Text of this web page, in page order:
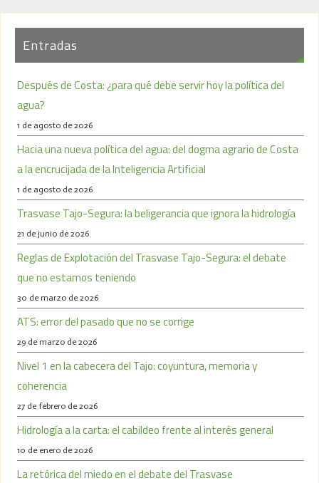
Entradas
Después de Costa: ¿para qué debe servir hoy la política del
agua?
1 de agosto de 2026
Hacia una nueva política del agua: del dogma agrario de Costa
a la encrucijada de la Inteligencia Artificial
1 de agosto de 2026
Trasvase Tajo-Segura: la beligerancia que ignora la hidrología
21 de junio de 2026
Reglas de Explotación del Trasvase Tajo-Segura: el debate
que no estamos teniendo
30 de marzo de 2026
ATS: error del pasado que no se corrige
29 de marzo de 2026
Nivel 1 en la cabecera del Tajo: coyuntura, memoria y
coherencia
27 de febrero de 2026
Hidrología a la carta: el cabildeo frente al interés general
10 de enero de 2026
La retórica del miedo en el debate del Trasvase